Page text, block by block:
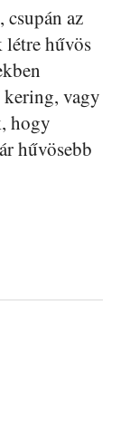
az
létre hűvös
kering, vagy
hogy
hűvösebb